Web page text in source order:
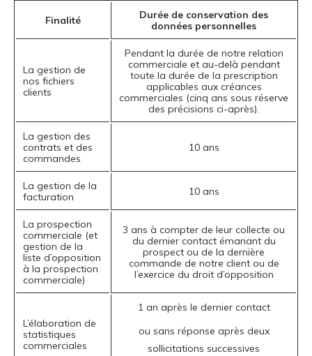
Finalité
Durée de conservation des
données personnelles
La gestion de
nos fichiers
clients
Pendant la durée de notre relation
commerciale et au-delà pendant
toute la durée de la prescription
applicables aux créances
commerciales (cinq ans sous réserve
des précisions ci-après).
La gestion des
contrats et des
commandes
10 ans
La gestion de la
facturation
10 ans
La prospection
commerciale (et
gestion de la
liste d’opposition
à la prospection
commerciale)
3 ans à compter de leur collecte ou
du dernier contact émanant du
prospect ou de la dernière
commande de notre client ou de
l’exercice du droit d’opposition
L’élaboration de
statistiques
commerciales
1 an après le dernier contact
ou sans réponse après deux
sollicitations successives